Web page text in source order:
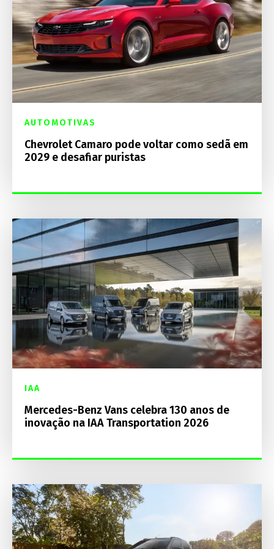
AUTOMOTIVAS
Chevrolet Camaro pode voltar como sedã em
2029 e desafiar puristas
IAA
Mercedes-Benz Vans celebra 130 anos de
inovação na IAA Transportation 2026